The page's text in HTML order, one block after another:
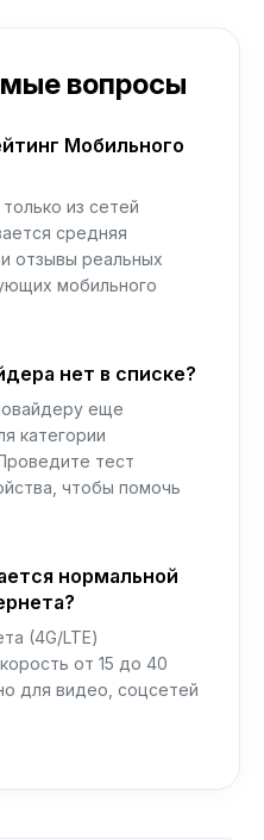
вопросы
Мобильного
из сетей
средняя
отзывы реальных
мобильного
нет в списке?
еще
категории
тест
чтобы помочь
нормальной
(4G/LTE)
от 15 до 40
для видео, соцсетей